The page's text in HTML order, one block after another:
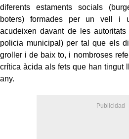
diferents estaments socials
boters) formades per un vell i
acudeixen davant de les
policia municipal) per tal que els
groller i de baix to, i nombroses
crítica àcida als fets que han tingut
any.